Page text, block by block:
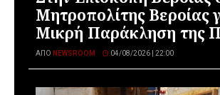
Μητροπολίτης Βεροίας
Μικρή Παράκληση της
ΑΠΌ NEWSROOM 04/08/2026 | 22:00